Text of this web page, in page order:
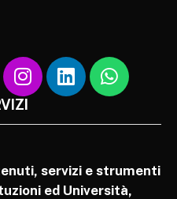
servizi e strumenti
ed Università,